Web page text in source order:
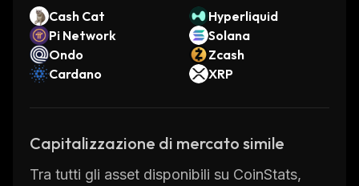
Cash Cat
Hyperliquid
Pi Network
Solana
Ondo
Zcash
Cardano
XRP
Capitalizzazione di mercato simile
Tra tutti gli asset disponibili su CoinStats,